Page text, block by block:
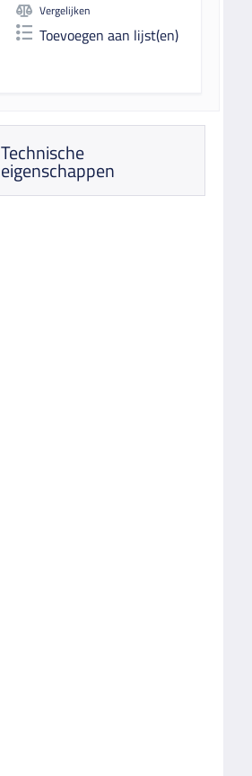
Vergelijken
Toevoegen aan lijst(en)
Technische
eigenschappen